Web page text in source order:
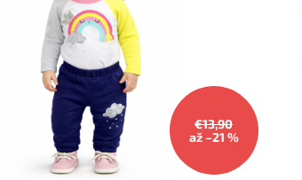
€13,90
až –21 %